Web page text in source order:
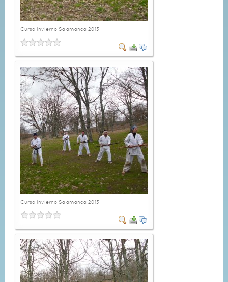
Curso Invierno Salamanca 2013
Curso Invierno Salamanca 2013